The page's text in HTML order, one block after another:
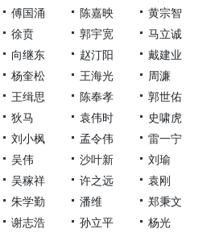
傅国涌 陈嘉映
黄宗智
徐贲 郭宇宽
马立诚
向继东 赵汀阳
戴建业
杨奎松 王海光
周濂
王缉思 陈奉孝
郭世佑
狄马 袁伟时
史啸虎
刘小枫 孟令伟
雷一宁
吴伟 沙叶新
刘瑜
吴稼祥 许之远
袁刚
朱学勤 潘维
郑秉文
谢志浩 孙立平 杨光